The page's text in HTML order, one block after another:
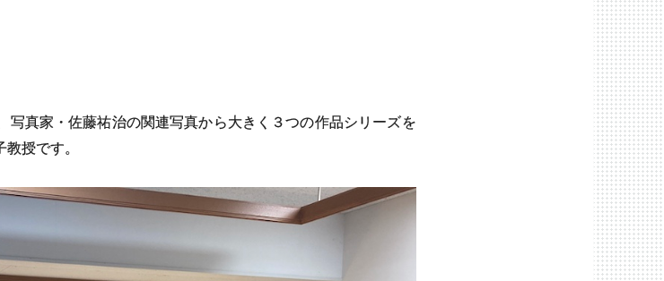
真家・佐藤祐治の関連写真から大きく３つの作品シリーズを
授です。